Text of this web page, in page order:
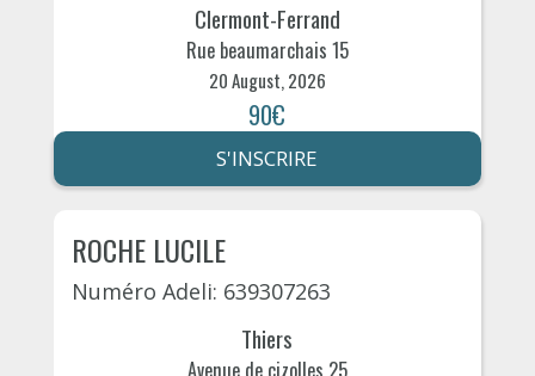
Clermont-Ferrand
Rue beaumarchais 15
20 August, 2026
90€
S'INSCRIRE
ROCHE LUCILE
Numéro Adeli: 639307263
Thiers
Avenue de cizolles 25